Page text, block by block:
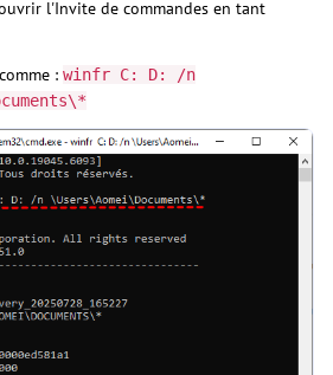
l'Invite de commandes en tant
: winfr C: D: /n